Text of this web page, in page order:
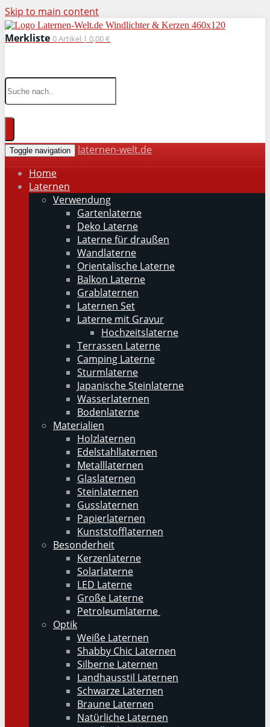
Skip to main content
Merkliste 0Artikel | 0,00 €
Toggle navigation
laternen-welt.de
Home
Laternen
Verwendung
Gartenlaterne
Deko Laterne
Laterne für draußen
Wandlaterne
Orientalische Laterne
Balkon Laterne
Grablaternen
Laternen Set
Laterne mit Gravur
Hochzeitslaterne
Terrassen Laterne
Camping Laterne
Sturmlaterne
Japanische Steinlaterne
Wasserlaternen
Bodenlaterne
Materialien
Holzlaternen
Edelstahllaternen
Metalllaternen
Glaslaternen
Steinlaternen
Gusslaternen
Papierlaternen
Kunststofflaternen
Besonderheit
Kerzenlaterne
Solarlaterne
LED Laterne
Große Laterne
Petroleumlaterne
Optik
Weiße Laternen
Shabby Chic Laternen
Silberne Laternen
Landhausstil Laternen
Schwarze Laternen
Braune Laternen
Natürliche Laternen